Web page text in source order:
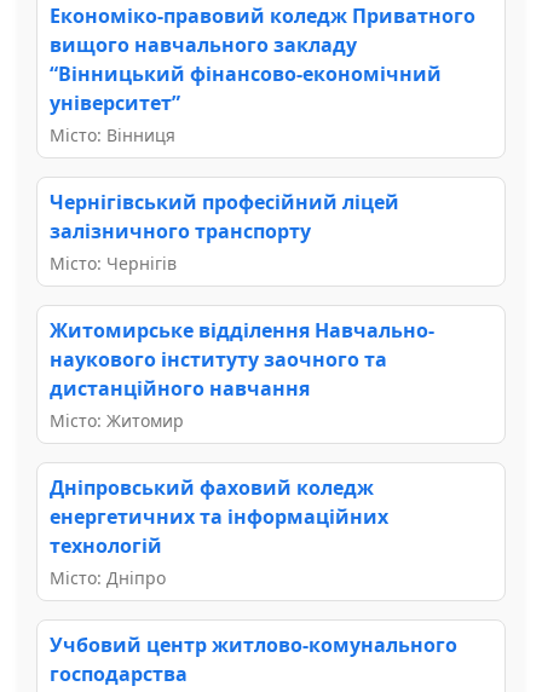
Економіко-правовий коледж Приватного
вищого навчального закладу
“Вінницький фінансово-економічний
університет”
Місто: Вінниця
Чернігівський професійний ліцей
залізничного транспорту
Місто: Чернігів
Житомирське відділення Навчально-
наукового інституту заочного та
дистанційного навчання
Місто: Житомир
Дніпровський фаховий коледж
енергетичних та інформаційних
технологій
Місто: Дніпро
Учбовий центр житлово-комунального
господарства